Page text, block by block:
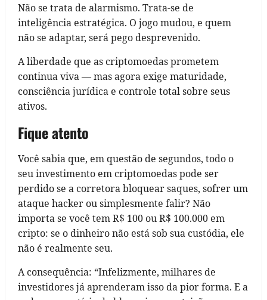
Não se trata de alarmismo. Trata-se de
inteligência estratégica. O jogo mudou, e quem
não se adaptar, será pego desprevenido.
A liberdade que as criptomoedas prometem
continua viva — mas agora exige maturidade,
consciência jurídica e controle total sobre seus
ativos.
Fique atento
Você sabia que, em questão de segundos, todo o
seu investimento em criptomoedas pode ser
perdido se a corretora bloquear saques, sofrer um
ataque hacker ou simplesmente falir? Não
importa se você tem R$ 100 ou R$ 100.000 em
cripto: se o dinheiro não está sob sua custódia, ele
não é realmente seu.
A consequência: “Infelizmente, milhares de
investidores já aprenderam isso da pior forma. E a